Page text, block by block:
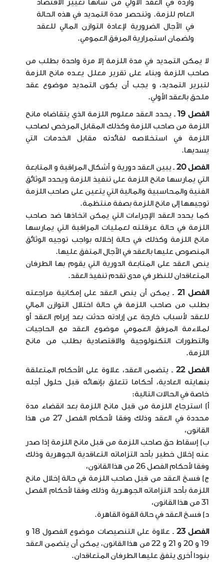
واردة في العقد الأولي من شأنها تغيير الاقتصاد
العام للزمة. وتنحصر مدة التمديد في هذه الحالة
في الآجال الضرورية لإعادة التوازن المالي للعقد
ولضمان استمرارية المرفق العمومي.
لا يمكن التمديد في مدة اللزمة إلا مرة واحدة بطلب من
صاحب اللزمة وبناء على تقرير معلل يعـده مانح اللزمة
لتبرير التمديد، و يجب أن يكون التمديد موضوع عقد
ملحق بالعقد الأولي.
الفصل 19
ـ يحدد العقد معلوم اللزمة الذي يتقاضاه مانح
اللزمة من صاحب اللزمة وكذلك المقابل المرخص لصاحب
اللزمة في استخلاصه لفائدته مقابل الخدمات التي
يسديها.
الفصل 20
ـ يبين العقد دورية و أشكال المراقبة و المتابعة
التي يمارسها مانح اللزمة على تنفيذ اللزمة ويحدد الوثائق
الفنية والمحاسبية والمالية التي يتعين على صاحب اللزمة
توجيهها إلى مانح اللزمة بصفة منتظمة.
كما يحدد العقد الإجراءات التي يمكن اتخاذها ضد صاحب
اللزمة في حالة عرقلته لعمليات المراقبة التي يمارسها
مانح اللزمة وكذلك في حالة إخلاله بواجب توجيه الوثائق
المنصوص عليها بالعقد في الآجال المتفق عليها.
ينص العقد على المتابعة الدورية التي يقوم بها الطرفان
المتعاقدان للنظر في مدى تقدم تنفيذ العقد.
الفصل 21
ـ يمكن أن ينص العقد على إمكانية مراجعته
بطلب من صاحب اللزمة في حالة اختلال التوازن المالي
للعقد لأسباب خارجة عن إرادته حدثت بعد إبرام العقد أو
لملاءمة المرفق العمومي موضوع العقد مع الحاجيات
والتطورات التكنولوجية والاقتصادية بطلب من مانح
اللزمة.
الفصل 22
ـ يتضمن العقد، علاوة على الأحكام المتعلقة
بنهايته العادية، أحكاما تتعلق بإنهائه قبل حلول أجله
خاصة في الحالات التالية:
أ) استرجاع اللزمة من قبل مانح اللزمة بعد انقضاء مدة
محددة في العقد وذلك وفقا لأحكام الفصل 27 من هذا
القانون،
ب) إسقاط حق صاحب اللزمة من قبل مانح اللزمة إذا صدر
عنه إخلال خطير بأحد التزاماته التعاقدية الجوهرية وذلك
وفقا لأحكام الفصل 26 من هذا القانون،
ج) فسخ العقد من قبل صاحب اللزمة في حالة إخلال مانح
اللزمة بأحد التزاماته الجوهـرية وذلك وفقا لأحكام الفصل
31 من هذا القانون،
د) فسخ العقد في حالة القوة القاهرة.
الفصل 23
ـ علاوة على التنصيصات موضوع الفصول 18 و
19 و 20 و 21 و 22 من هذا القانون، يمكن أن يتضمن العقد
بنودا أخرى يتفق عليها الطرفان المتعاقدان.